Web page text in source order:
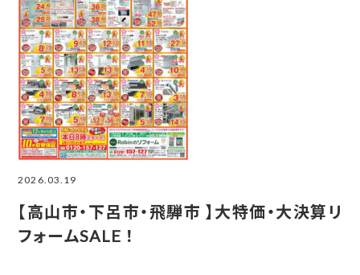
2026.03.19
【高山市・下呂市・飛騨市 】大特価・大決算リ
フォームSALE ！